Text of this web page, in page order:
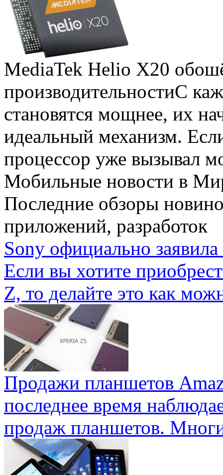
MediaTek Helio X20
производительностиС
становятся мощнее, их
идеальный механизм.
процессор уже вызывал
Мобильные новости в
Последние обзоры
приложений, разработок
Sony официально
Если вы хотите
Z, то делайте это как
Продажи планшетов
последнее время
продаж планшетов.